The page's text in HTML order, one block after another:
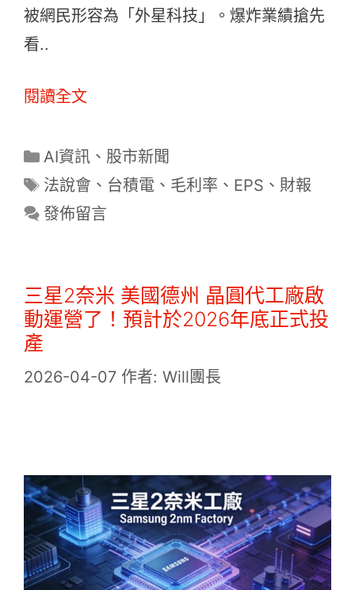
被網民形容為「外星科技」。爆炸業績搶先
看..
閱讀全文
分
類
AI資訊 、 股市新聞
標
籤
法說會 、 台積電 、 毛利率 、 EPS 、 財報
發佈留言
三星2奈米 美國德州 晶圓代工廠啟
動運營了！預計於2026年底正式投
產
2026-04-07 作者: Will團長